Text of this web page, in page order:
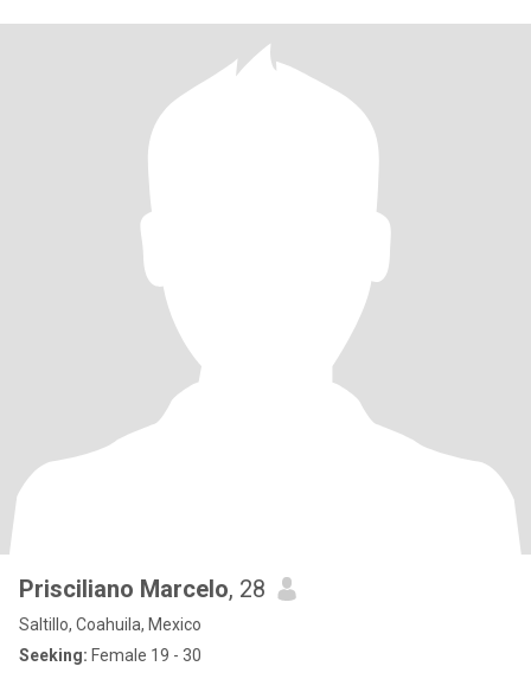
Prisciliano Marcelo, 28
Saltillo, Coahuila, Mexico
Seeking: Female 19 - 30